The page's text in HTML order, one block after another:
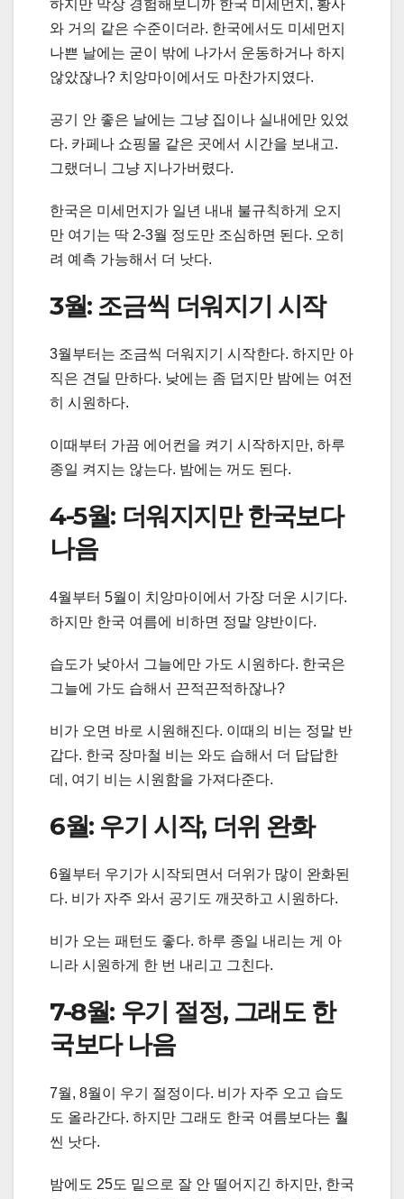
하지만 막상 경험해보니까 한국 미세먼지, 황사
와 거의 같은 수준이더라. 한국에서도 미세먼지
나쁜 날에는 굳이 밖에 나가서 운동하거나 하지
않았잖나? 치앙마이에서도 마찬가지였다.
공기 안 좋은 날에는 그냥 집이나 실내에만 있었
다. 카페나 쇼핑몰 같은 곳에서 시간을 보내고.
그랬더니 그냥 지나가버렸다.
한국은 미세먼지가 일년 내내 불규칙하게 오지
만 여기는 딱 2-3월 정도만 조심하면 된다. 오히
려 예측 가능해서 더 낫다.
3월: 조금씩 더워지기 시작
3월부터는 조금씩 더워지기 시작한다. 하지만 아
직은 견딜 만하다. 낮에는 좀 덥지만 밤에는 여전
히 시원하다.
이때부터 가끔 에어컨을 켜기 시작하지만, 하루
종일 켜지는 않는다. 밤에는 꺼도 된다.
4-5월: 더워지지만 한국보다
나음
4월부터 5월이 치앙마이에서 가장 더운 시기다.
하지만 한국 여름에 비하면 정말 양반이다.
습도가 낮아서 그늘에만 가도 시원하다. 한국은
그늘에 가도 습해서 끈적끈적하잖나?
비가 오면 바로 시원해진다. 이때의 비는 정말 반
갑다. 한국 장마철 비는 와도 습해서 더 답답한
데, 여기 비는 시원함을 가져다준다.
6월: 우기 시작, 더위 완화
6월부터 우기가 시작되면서 더위가 많이 완화된
다. 비가 자주 와서 공기도 깨끗하고 시원하다.
비가 오는 패턴도 좋다. 하루 종일 내리는 게 아
니라 시원하게 한 번 내리고 그친다.
7-8월: 우기 절정, 그래도 한
국보다 나음
7월, 8월이 우기 절정이다. 비가 자주 오고 습도
도 올라간다. 하지만 그래도 한국 여름보다는 훨
씬 낫다.
밤에도 25도 밑으로 잘 안 떨어지긴 하지만, 한국